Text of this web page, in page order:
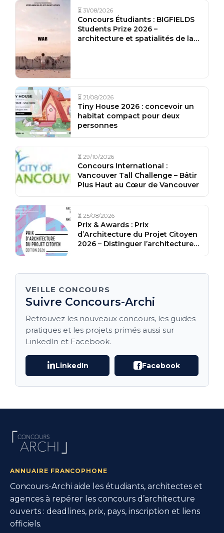
⏳ 31/08/2026
Concours Étudiants : BIGFIELDS
Students Prize 2026 –
architecture et spatialités de la
⏳ 21/08/2026
Tiny House 2026 : concevoir un
habitat compact pour deux
personnes
⏳ 29/10/2026
Concours International :
Vancouver Tall Challenge – Bâtir
Plus Haut au Cœur de Vancouver
⏳ 25/08/2026
Prix & Awards : Prix
d’Architecture du Projet Citoyen
2026 – Distinguer l’architecture
VEILLE CONCOURS
Suivre Concours-Archi
Retrouvez les nouveaux concours, les guides
pratiques et les projets primés aussi sur
LinkedIn et Facebook.
LinkedIn Facebook
ANNUAIRE FRANCOPHONE
Concours-Archi aide les étudiants, architectes et
agences à repérer les concours d’architecture
ouverts : deadlines, prix, pays, inscription et liens
officiels.